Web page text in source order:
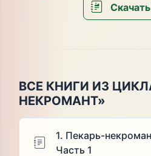
ВСЕ КНИГИ ИЗ
НЕКРОМАНТ»
1. Пекарь-
Часть 1